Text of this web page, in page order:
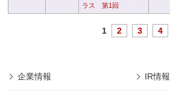
ラス 第1回
1 2 3 4
企業情報 IR情報